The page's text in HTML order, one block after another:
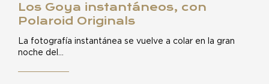
Los Goya instantáneos, con
Polaroid Originals
La fotografía instantánea se vuelve a colar en la gran
noche del…